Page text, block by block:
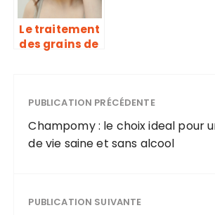
Le traitement
des grains de
PUBLICATION PRÉCÉDENTE
Champomy : le choix ideal pour
de vie saine et sans alcool
PUBLICATION SUIVANTE